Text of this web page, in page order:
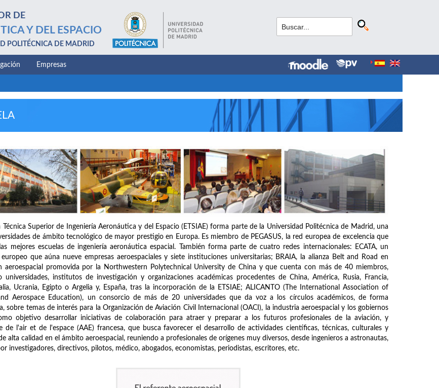
DE
Y DEL ESPACIO
POLITÉCNICA DE MADRID
Empresas
Técnica Superior de Ingeniería Aeronáutica y del Espacio (ETSIAE) forma parte de la Universidad Politécnica de Madrid, una
de ámbito tecnológico de mayor prestigio en Europa. Es miembro de PEGASUS, la red europea de excelencia que
mejores escuelas de ingeniería aeronáutica espacial. También forma parte de cuatro redes internacionales: ECATA, un
que aúna nueve empresas aeroespaciales y siete instituciones universitarias; BRAIA, la alianza Belt and Road en
aeroespacial promovida por la Northwestern Polytechnical University de China y que cuenta con más de 40 miembros,
universidades, institutos de investigación y organizaciones académicas procedentes de China, América, Rusia, Francia,
Ucrania, Egipto o Argelia y, España, tras la incorporación de la ETSIAE; ALICANTO (The International Association of
Aerospace Education), un consorcio de más de 20 universidades que da voz a los círculos académicos, de forma
sobre temas de interés para la Organización de Aviación Civil Internacional (OACI), la industria aeroespacial y los gobiernos
objetivo desarrollar iniciativas de colaboración para atraer y preparar a los futuros profesionales de la aviación, y
de l'air et de l'espace (AAE) francesa, que busca favorecer el desarrollo de actividades científicas, técnicas, culturales y
alta calidad en el ámbito aeroespacial, reuniendo a profesionales de orígenes muy diversos, desde ingenieros a astronautas,
investigadores, directivos, pilotos, médico, abogados, economistas, periodistas, escritores, etc.